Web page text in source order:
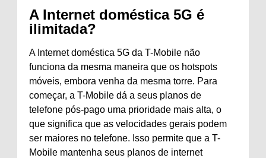
A Internet doméstica 5G é
ilimitada?
A Internet doméstica 5G da T-Mobile não
funciona da mesma maneira que os hotspots
móveis, embora venha da mesma torre. Para
começar, a T-Mobile dá a seus planos de
telefone pós-pago uma prioridade mais alta, o
que significa que as velocidades gerais podem
ser maiores no telefone. Isso permite que a T-
Mobile mantenha seus planos de internet